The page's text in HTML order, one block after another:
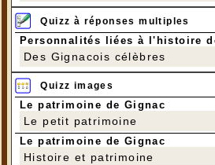
Quizz à réponses multiples
Personnalités liées à l'histoire
Des Gignacois célèbres
Quizz images
Le patrimoine de Gignac
Le petit patrimoine
Le patrimoine de Gignac
Histoire et patrimoine